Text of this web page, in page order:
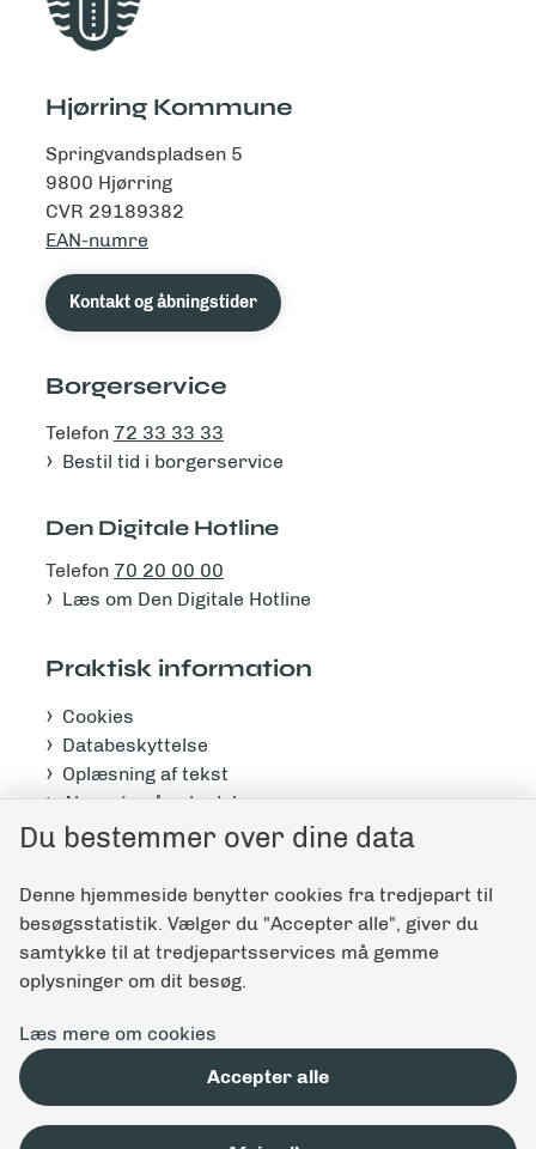
Hjørring Kommune
Springvandspladsen 5
9800 Hjørring
CVR 29189382
EAN-numre
Kontakt og åbningstider
Borgerservice
Telefon 72 33 33 33
Bestil tid i borgerservice
Den Digitale Hotline
Telefon 70 20 00 00
Læs om Den Digitale Hotline
Praktisk information
Cookies
Databeskyttelse
Oplæsning af tekst
Abonnér på nyhedsbrev
Tilgængelighedserklæring
Giv feedback til denne side
Du bestemmer over dine data
Denne hjemmeside benytter cookies fra tredjepart til
besøgsstatistik. Vælger du "Accepter alle", giver du
samtykke til at tredjepartsservices må gemme
oplysninger om dit besøg.
Læs mere om cookies
Accepter alle